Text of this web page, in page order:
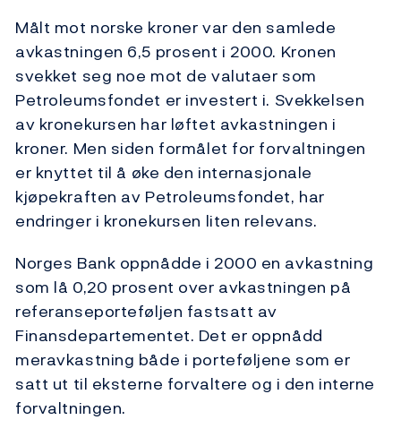
Målt mot norske kroner var den samlede
avkastningen 6,5 prosent i 2000. Kronen
svekket seg noe mot de valutaer som
Petroleumsfondet er investert i. Svekkelsen
av kronekursen har løftet avkastningen i
kroner. Men siden formålet for forvaltningen
er knyttet til å øke den internasjonale
kjøpekraften av Petroleumsfondet, har
endringer i kronekursen liten relevans.
Norges Bank oppnådde i 2000 en avkastning
som lå 0,20 prosent over avkastningen på
referanseporteføljen fastsatt av
Finansdepartementet. Det er oppnådd
meravkastning både i porteføljene som er
satt ut til eksterne forvaltere og i den interne
forvaltningen.